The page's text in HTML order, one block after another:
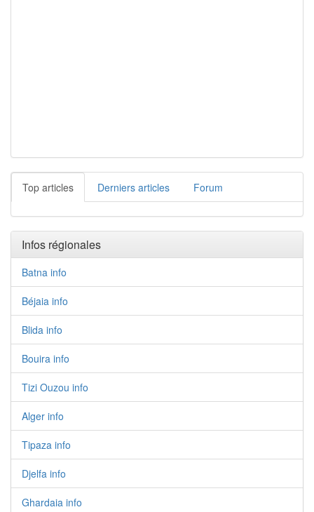
Top articles Derniers articles Forum
Infos régionales
Batna info
Béjaia info
Blida info
Bouira info
Tizi Ouzou info
Alger info
Tipaza info
Djelfa info
Ghardaia info